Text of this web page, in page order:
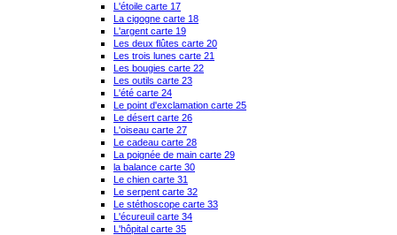
L'étoile carte 17
La cigogne carte 18
L'argent carte 19
Les deux flûtes carte 20
Les trois lunes carte 21
Les bougies carte 22
Les outils carte 23
L'été carte 24
Le point d'exclamation carte 25
Le désert carte 26
L'oiseau carte 27
Le cadeau carte 28
La poignée de main carte 29
la balance carte 30
Le chien carte 31
Le serpent carte 32
Le stéthoscope carte 33
L'écureuil carte 34
L'hôpital carte 35